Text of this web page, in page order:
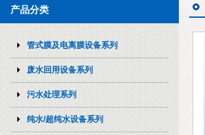
产品分类
管式膜及电离膜设备系列
废水回用设备系列
污水处理系列
纯水/超纯水设备系列